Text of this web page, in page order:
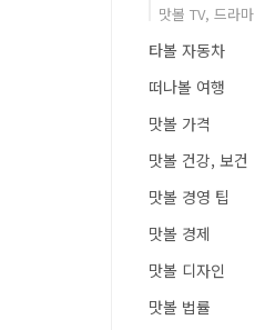
맛볼 TV, 드라마
타볼 자동차
떠나볼 여행
맛볼 가격
맛볼 건강, 보건
맛볼 경영 팁
맛볼 경제
맛볼 디자인
맛볼 법률